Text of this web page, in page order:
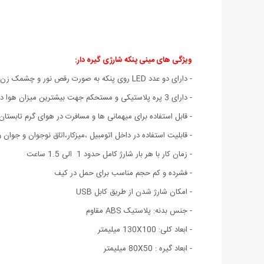
ویژگی های مینی پنکه شارژی گیره دار:
- دارای دو عدد LED روی پنکه به صورت رقص نور و چشمک زن رنگی
- دارای 3 پره پلاستیکی و مستحکم جهت بیشترین میزان هوا دهی
- قابل استفاده برای میهمانی ها و مسافرت در هوای گرم
- قابلیت استفاده در داخل اتومبیل ،میزکار،اتاق نوجوان و
- زمان کار با هر بار شارژ کامل حدود 1 الی 1.5 ساعت
- فشرده و کم حجم مناسب برای حمل در کیف
- امکان شارژ شدن از طریق کابل USB
- جنس بدنه: پلاستیک ABS مقاوم
- ابعاد کلی: 130X100 میلیمتر
- ابعاد گیره : 80X50 میلیمتر